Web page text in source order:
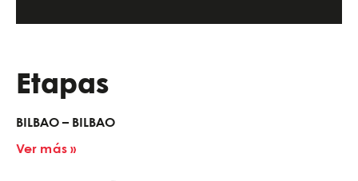
Etapas
BILBAO – BILBAO
Ver más »